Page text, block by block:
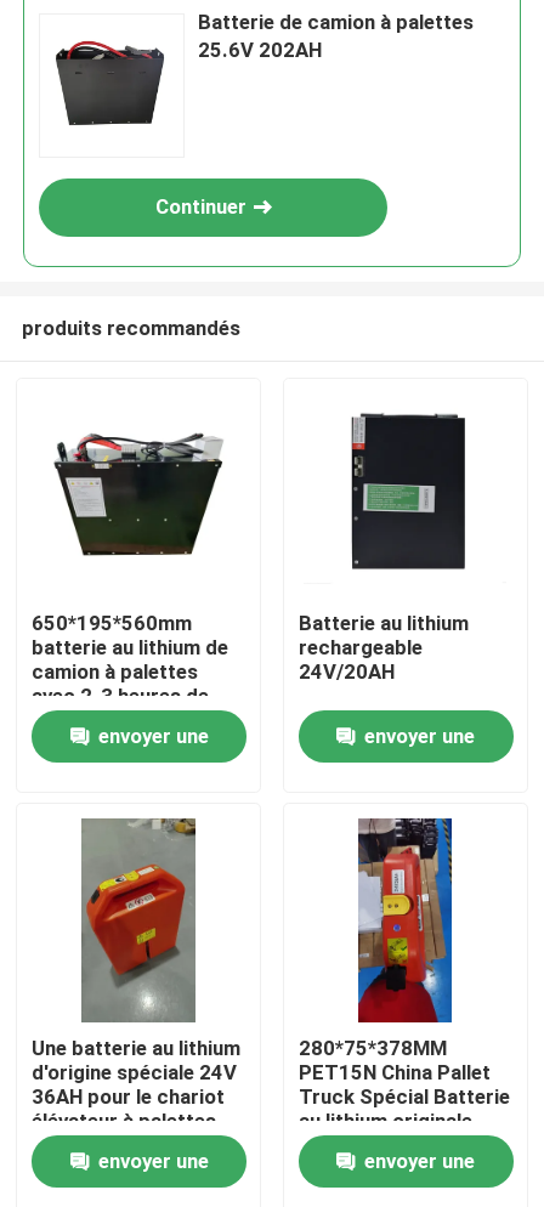
Maison
Au sujet de nous
Visite d'usine
Demandez une citation
batterie au lithium de chariot élévateur
Lithium électrique Ion Battery de chariot élévateur
Batterie de chariot élévateur au lithium-ion de 48 volts
Batterie de camion de palette
Batterie de camion à palettes
25.6V 202AH
Continuer
produits recommandés
650*195*560mm
batterie au lithium de
camion à palettes
avec 2-3 heures de
temps de décharge
pour les opérations
envoyer une
Batterie au lithium
rechargeable
24V/20AH
envoyer une
Une batterie au lithium
d'origine spéciale 24V
36AH pour le chariot
élévateur à palettes
PET15N
envoyer une
280*75*378MM
PET15N China Pallet
Truck Spécial Batterie
au lithium originale
24V 36AH
envoyer une